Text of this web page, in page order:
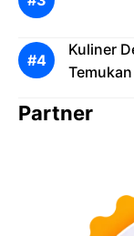
Kuliner
Partner